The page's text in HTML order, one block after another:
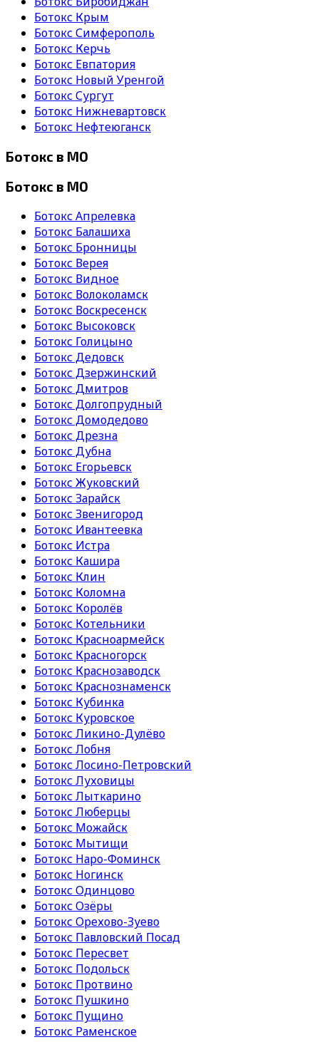
Ботокс Крым
Ботокс Симферополь
Ботокс Керчь
Ботокс Евпатория
Ботокс Новый Уренгой
Ботокс Сургут
Ботокс Нижневартовск
Ботокс Нефтеюганск
Ботокс в МО
Ботокс в МО
Ботокс Апрелевка
Ботокс Балашиха
Ботокс Бронницы
Ботокс Верея
Ботокс Видное
Ботокс Волоколамск
Ботокс Воскресенск
Ботокс Высоковск
Ботокс Голицыно
Ботокс Дедовск
Ботокс Дзержинский
Ботокс Дмитров
Ботокс Долгопрудный
Ботокс Домодедово
Ботокс Дрезна
Ботокс Дубна
Ботокс Егорьевск
Ботокс Жуковский
Ботокс Зарайск
Ботокс Звенигород
Ботокс Ивантеевка
Ботокс Истра
Ботокс Кашира
Ботокс Клин
Ботокс Коломна
Ботокс Королёв
Ботокс Котельники
Ботокс Красноармейск
Ботокс Красногорск
Ботокс Краснозаводск
Ботокс Краснознаменск
Ботокс Кубинка
Ботокс Куровское
Ботокс Ликино-Дулёво
Ботокс Лобня
Ботокс Лосино-Петровский
Ботокс Луховицы
Ботокс Лыткарино
Ботокс Люберцы
Ботокс Можайск
Ботокс Мытищи
Ботокс Наро-Фоминск
Ботокс Ногинск
Ботокс Одинцово
Ботокс Озёры
Ботокс Орехово-Зуево
Ботокс Павловский Посад
Ботокс Пересвет
Ботокс Подольск
Ботокс Протвино
Ботокс Пушкино
Ботокс Пущино
Ботокс Раменское